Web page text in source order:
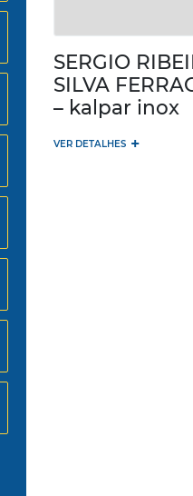
SERGIO
SILVA
– kalpar inox
VER DETALHES +